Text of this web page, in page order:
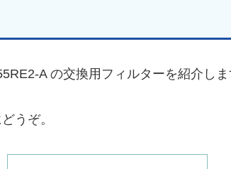
A の交換用フィルターを紹介しま
うぞ。